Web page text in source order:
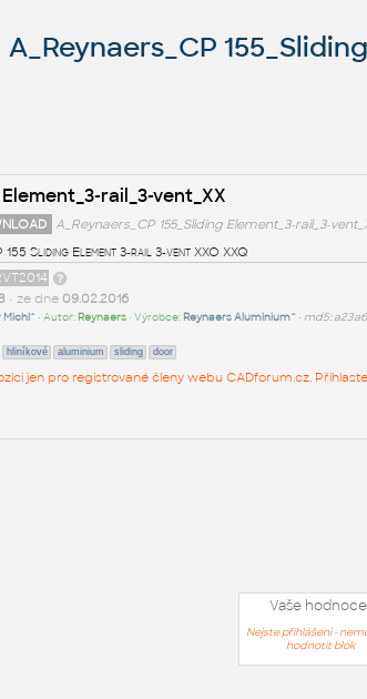
rail_3-vent_XX
A_Reynaers_CP 155_Sliding Element_3-rail_3-
155 Sliding Element 3-rail 3-vent XXO XXQ
• ze dne 09.02.2016
• Autor: Reynaers• Výrobce: Reynaers Aluminium^ • md5:
hliníkové aluminium sliding door
jen pro registrované členy webu CADforum.cz.
Vaše
Nejste přihlášeni -
hodnotit blok